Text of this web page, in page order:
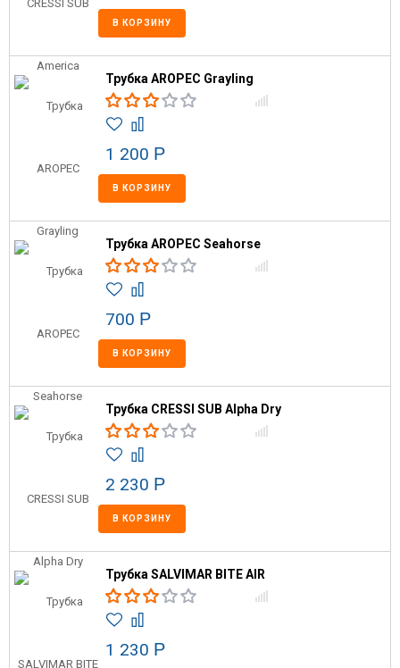
В КОРЗИНУ
Трубка AROPEC Grayling
1 200 Р
В КОРЗИНУ
Трубка AROPEC Seahorse
700 Р
В КОРЗИНУ
Трубка CRESSI SUB Alpha Dry
2 230 Р
В КОРЗИНУ
Трубка SALVIMAR BITE AIR
1 230 Р